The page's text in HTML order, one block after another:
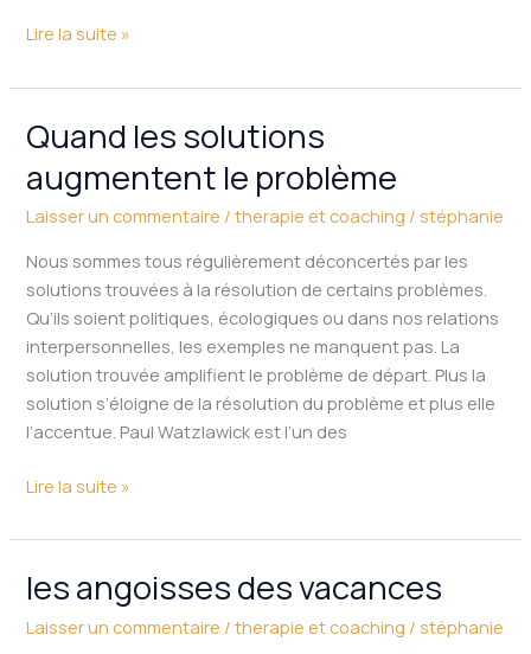
Lire la suite »
Quand les solutions
augmentent le problème
Laisser un commentaire /therapie et coaching /stéphanie
Nous sommes tous régulièrement déconcertés par les
solutions trouvées à la résolution de certains problèmes.
Qu’ils soient politiques, écologiques ou dans nos relations
interpersonnelles, les exemples ne manquent pas. La
solution trouvée amplifient le problème de départ. Plus la
solution s’éloigne de la résolution du problème et plus elle
l’accentue. Paul Watzlawick est l’un des
Quand
les
solutions
augmentent
problème
Lire la suite »
les angoisses des vacances
Laisser un commentaire /therapie et coaching /stéphanie
les
des